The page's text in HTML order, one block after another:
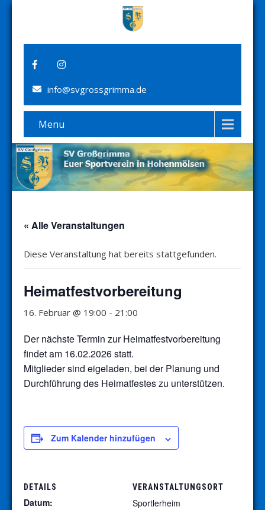
info@svgrossgrimma.de
Menu
« Alle Veranstaltungen
Diese Veranstaltung hat bereits stattgefunden.
Heimatfestvorbereitung
16. Februar @ 19:00 - 21:00
Der nächste Termin zur Heimatfestvorbereitung
findet am 16.02.2026 statt.
Mitglieder sind eigeladen, bei der Planung und
Durchführung des Heimatfestes zu unterstützen.
Zum Kalender hinzufügen
DETAILS
Datum:
VERANSTALTUNGSORT
Sportlerheim